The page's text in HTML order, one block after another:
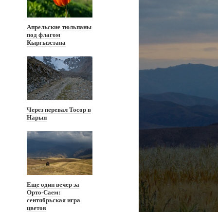
Апрельские тюльпаны
под флагом
Кыргызстана
Через перевал Тосор в
Нарын
Еще один вечер за
Орто-Саем:
сентябрьская игра
цветов